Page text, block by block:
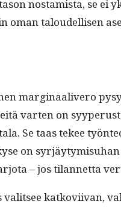
nos­tamista, se ei
taloudel­lisen
mar­gin­aaliv­ero
varten on
Se taas tekee
on
– jos tilan­net­ta
katkovi­ivan,